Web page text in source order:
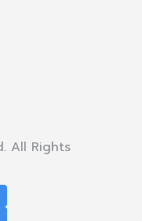
All Rights